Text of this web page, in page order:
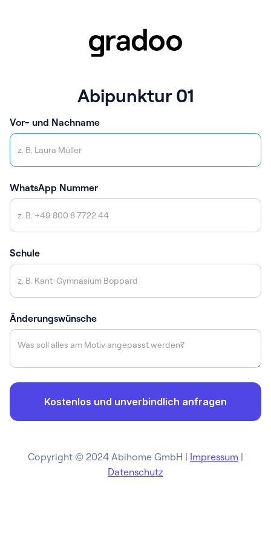
Abipunktur 01
Vor- und Nachname
WhatsApp Nummer
Schule
Änderungswünsche
Copyright © 2024 Abihome GmbH | Impressum |
Datenschutz